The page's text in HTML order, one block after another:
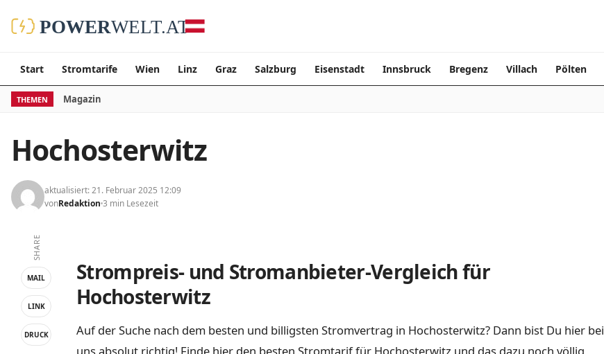
Start Stromtarife Wien Linz Graz Salzburg Eisenstadt Innsbruck Bregenz Villach Pölten
THEMEN Magazin
Hochosterwitz
aktualisiert: 21. Februar 2025 12:09
vonRedaktion 3 min Lesezeit
SHARE
MAIL
LINK
DRUCK
Strompreis- und Stromanbieter-Vergleich für
Hochosterwitz
Auf der Suche nach dem besten und billigsten Stromvertrag in Hochosterwitz? Dann bist Du hier bei